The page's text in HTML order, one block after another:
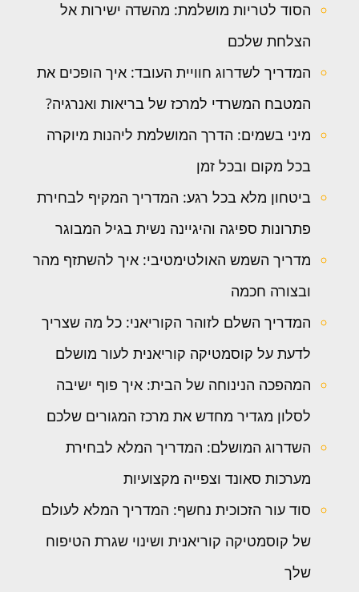
הסוד לטריות מושלמת: מהשדה ישירות אל
הצלחת שלכם
המדריך לשדרוג חוויית העובד: איך הופכים את
המטבח המשרדי למרכז של בריאות ואנרגיה?
מיני בשמים: הדרך המושלמת ליהנות מיוקרה
בכל מקום ובכל זמן
ביטחון מלא בכל רגע: המדריך המקיף לבחירת
פתרונות ספיגה והיגיינה נשית בגיל המבוגר
מדריך השמש האולטימטיבי: איך להשתזף מהר
ובצורה חכמה
המדריך השלם לזוהר הקוריאני: כל מה שצריך
לדעת על קוסמטיקה קוריאנית לעור מושלם
המהפכה הנינוחה של הבית: איך פוף ישיבה
לסלון מגדיר מחדש את מרכז המגורים שלכם
השדרוג המושלם: המדריך המלא לבחירת
מערכות סאונד וצפייה מקצועיות
סוד עור הזכוכית נחשף: המדריך המלא לעולם
של קוסמטיקה קוריאנית ושינוי שגרת הטיפוח
שלך